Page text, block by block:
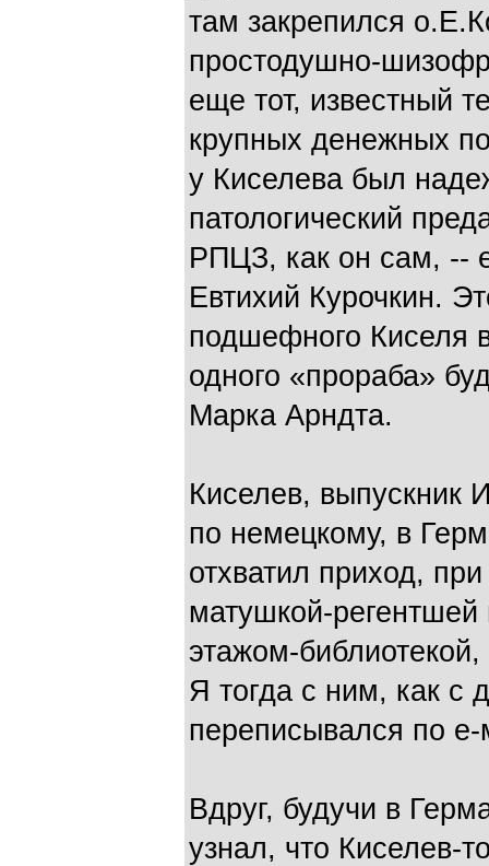
там закрепился
простодушно-
еще тот, известный
крупных денежных
у Киселева был
патологический
РПЦЗ, как он сам, --
Евтихий Курочкин.
подшефного Киселя
одного «прораба»
Марка Арндта.
Киселев, выпускник
по немецкому, в
отхватил приход,
матушкой-
этажом-
Я тогда с ним, как с
переписывался по
Вдруг, будучи в
узнал, что Киселев-